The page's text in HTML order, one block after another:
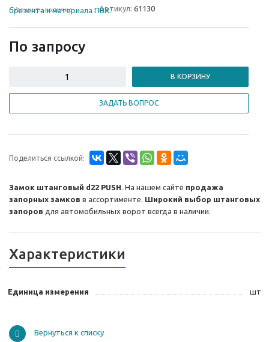
Уточнить наличие Артикул:61130
По запросу
В КОРЗИНУ
ЗАДАТЬ ВОПРОС
Поделиться ссылкой:
Замок штанговый d22 PUSH. На нашем сайте продажа
запорных замков в ассортименте. Широкий выбор штанговых
запоров для автомобильных ворот всегда в наличии.
Характеристики
Единица измерения шт
Вернуться к списку